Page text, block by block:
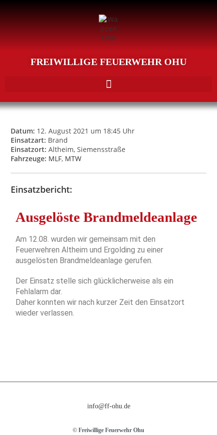
FREIWILLIGE FEUERWEHR OHU
Datum: 12. August 2021 um 18:45 Uhr
Einsatzart: Brand
Einsatzort: Altheim, Siemensstraße
Fahrzeuge: MLF, MTW
Einsatzbericht:
Ausgelöste Brandmeldeanlage
Am 12.08. wurden wir gemeinsam mit den
Feuerwehren Altheim und Ergolding zu einer
ausgelösten Brandmeldeanlage gerufen.
Der Einsatz stelle sich glücklicherweise als ein
Fehlalarm dar.
Daher konnten wir nach kurzer Zeit den Einsatzort
wieder verlassen.
info@ff-ohu.de
© Freiwillige Feuerwehr Ohu